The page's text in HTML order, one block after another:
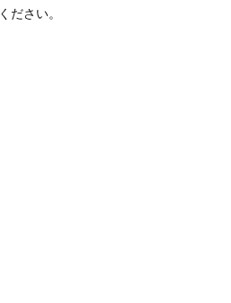
ください。